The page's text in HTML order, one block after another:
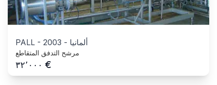
PALL - 2003 - ألمانيا
مرشح التدفق المتقاطع
٣٢٬٠٠٠ €